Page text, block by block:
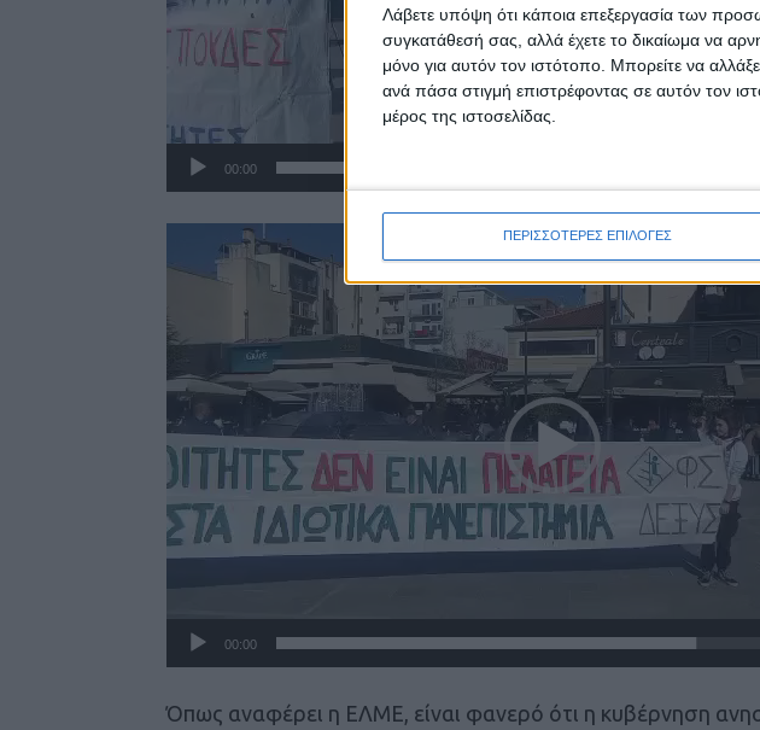
Λάβετε υπόψη ότι κάποια επεξεργασία των
συγκατάθεσή σας, αλλά έχετε το δικαίωμα να
μόνο για αυτόν τον ιστότοπο. Μπορείτε να
ανά πάσα στιγμή επιστρέφοντας σε αυτόν τον
μέρος της ιστοσελίδας.
ΠΕΡΙΣΣΟΤΕΡΕΣ ΕΠΙΛΟΓΕΣ
00:00
Πρόγραμμα
Αναπαραγωγής
00:00
Όπως αναφέρει η ΕΛΜΕ, είναι φανερό ότι η κυβέρνηση